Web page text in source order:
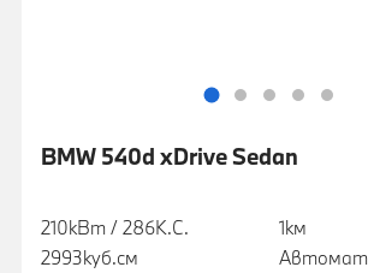
BMW 540d xDrive Sedan
210кВт / 286К.С.
2993куб.cм
1км